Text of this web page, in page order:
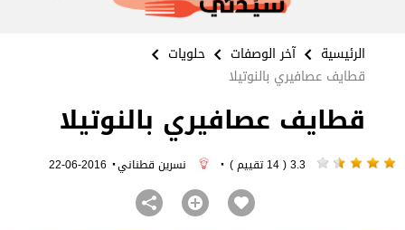
الرئيسية آخر الوصفات
حلويات
قطايف عصافيري بالنوتيلا
قطايف عصافيري بالنوتيلا
· نسرين قطناني·
2016-06-22